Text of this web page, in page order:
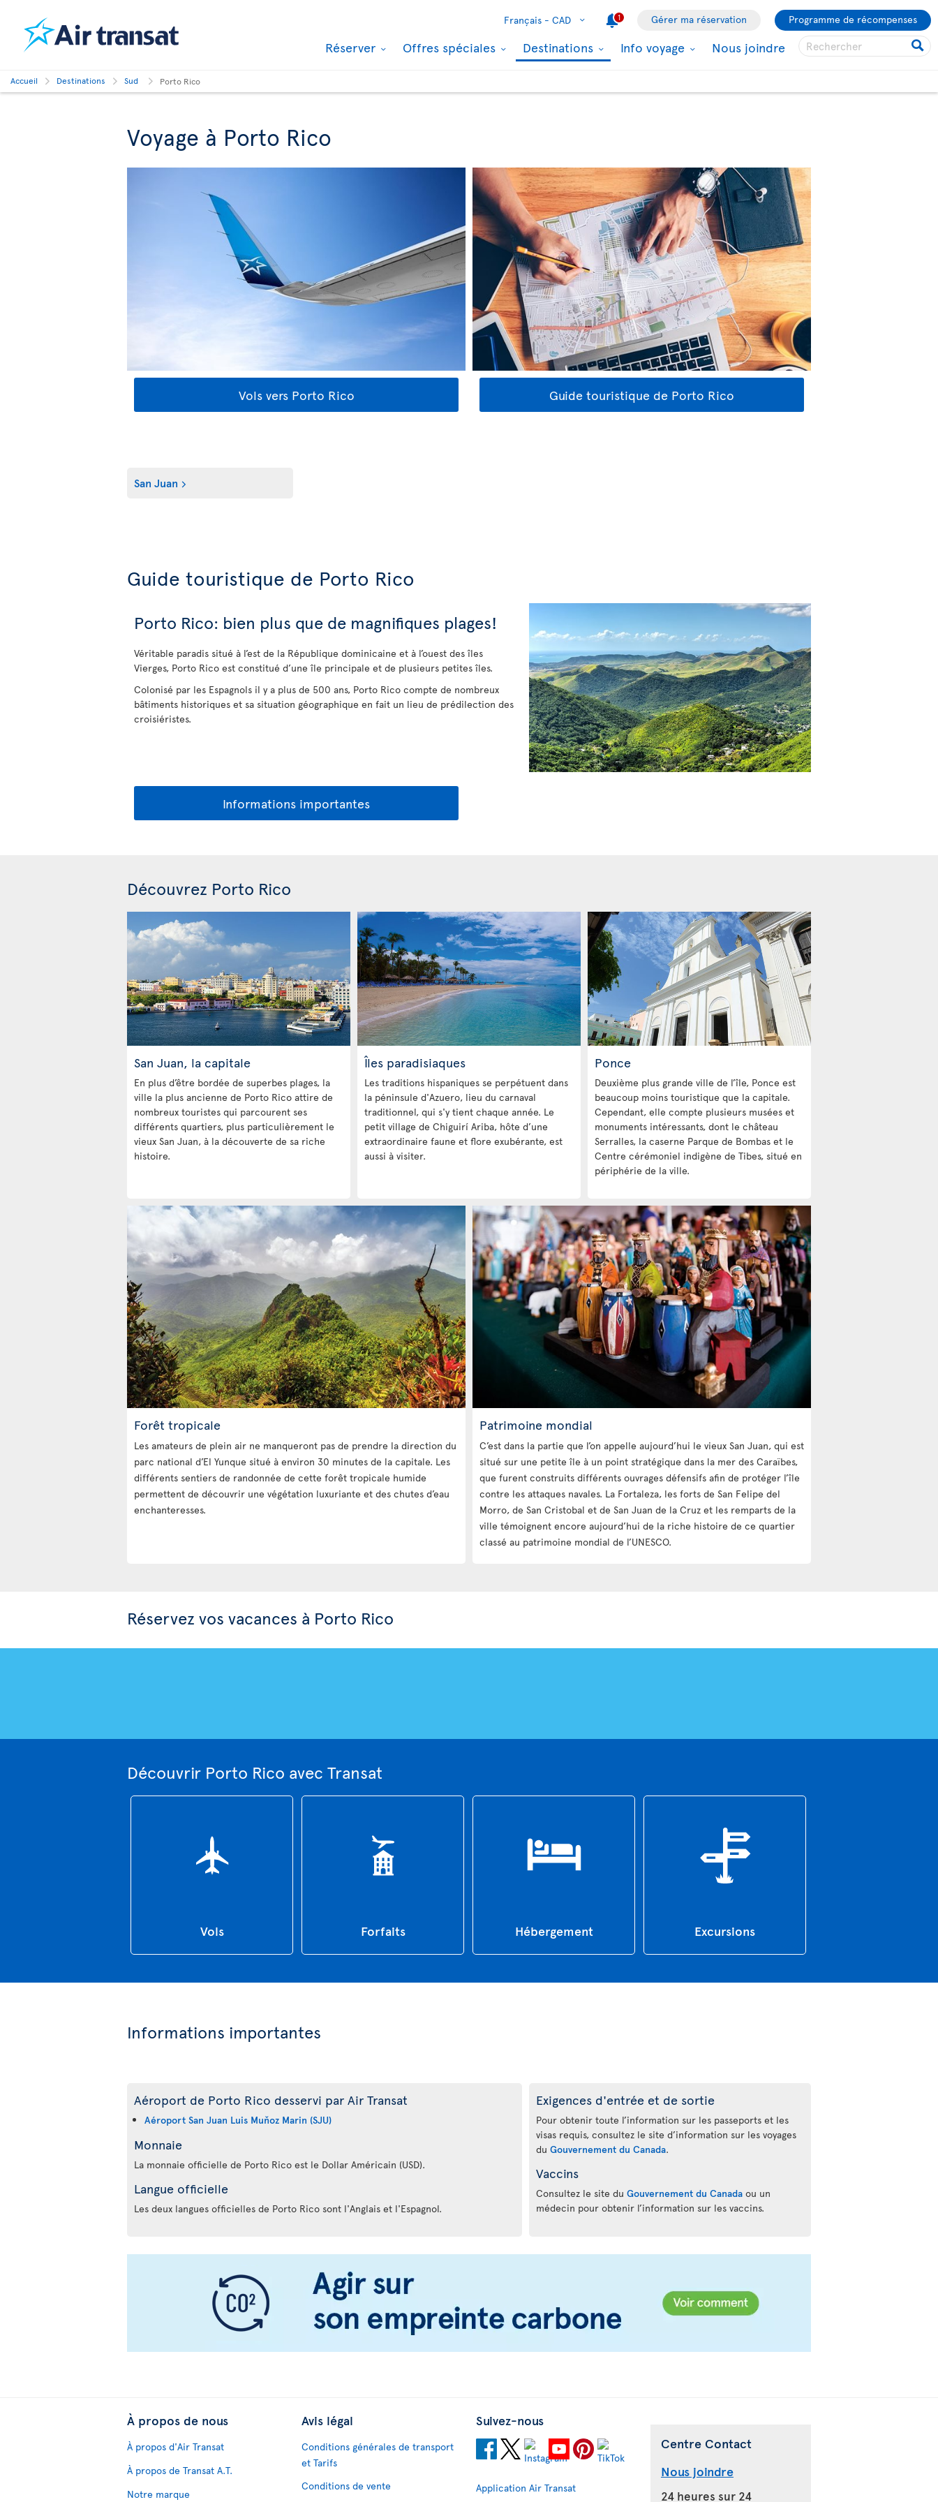
Français - CAD 1 Gérer ma réservation Programme de récompenses
Réserver Offres spéciales Destinations Info voyage Nous joindre
Accueil Destinations Sud Porto Rico
Voyage à Porto Rico
Vols vers Porto Rico Guide touristique de Porto Rico
San Juan
Guide touristique de Porto Rico
Porto Rico: bien plus que de magnifiques plages!
Véritable paradis situé à l’est de la République dominicaine et à l’ouest des îles
Vierges, Porto Rico est constitué d’une île principale et de plusieurs petites îles.
Colonisé par les Espagnols il y a plus de 500 ans, Porto Rico compte de nombreux
bâtiments historiques et sa situation géographique en fait un lieu de prédilection des
croisiéristes.
Informations importantes
Découvrez Porto Rico
San Juan, la capitale
En plus d’être bordée de superbes plages, la
ville la plus ancienne de Porto Rico attire de
nombreux touristes qui parcourent ses
différents quartiers, plus particulièrement le
vieux San Juan, à la découverte de sa riche
histoire.
Îles paradisiaques
Les traditions hispaniques se perpétuent dans
la péninsule d'Azuero, lieu du carnaval
traditionnel, qui s'y tient chaque année. Le
petit village de Chiguirí Ariba, hôte d’une
extraordinaire faune et flore exubérante, est
aussi à visiter.
Ponce
Deuxième plus grande ville de l’île, Ponce est
beaucoup moins touristique que la capitale.
Cependant, elle compte plusieurs musées et
monuments intéressants, dont le château
Serralles, la caserne Parque de Bombas et le
Centre cérémoniel indigène de Tibes, situé en
périphérie de la ville.
Forêt tropicale
Les amateurs de plein air ne manqueront pas de prendre la direction du
parc national d’El Yunque situé à environ 30 minutes de la capitale. Les
différents sentiers de randonnée de cette forêt tropicale humide
permettent de découvrir une végétation luxuriante et des chutes d’eau
enchanteresses.
Patrimoine mondial
C’est dans la partie que l’on appelle aujourd’hui le vieux San Juan, qui est
situé sur une petite île à un point stratégique dans la mer des Caraïbes,
que furent construits différents ouvrages défensifs afin de protéger l’île
contre les attaques navales. La Fortaleza, les forts de San Felipe del
Morro, de San Cristobal et de San Juan de la Cruz et les remparts de la
ville témoignent encore aujourd’hui de la riche histoire de ce quartier
classé au patrimoine mondial de l’UNESCO.
Réservez vos vacances à Porto Rico
Découvrir Porto Rico avec Transat
Vols Forfaits Hébergement Excursions
Informations importantes
Aéroport de Porto Rico desservi par Air Transat
Aéroport San Juan Luis Muňoz Marin (SJU)
Monnaie
La monnaie officielle de Porto Rico est le Dollar Américain (USD).
Langue officielle
Les deux langues officielles de Porto Rico sont l'Anglais et l'Espagnol.
Exigences d'entrée et de sortie
Pour obtenir toute l’information sur les passeports et les
visas requis, consultez le site d’information sur les voyages
du Gouvernement du Canada.
Vaccins
Consultez le site du Gouvernement du Canadaou un
médecin pour obtenir l’information sur les vaccins.
À propos de nous
À propos d'Air Transat
À propos de Transat A.T.
Notre marque
Avis légal
Conditions générales de transport
et Tarifs
Conditions de vente
Suivez-nous
Application Air Transat
Centre Contact
Nous joindre
24 heures sur 24